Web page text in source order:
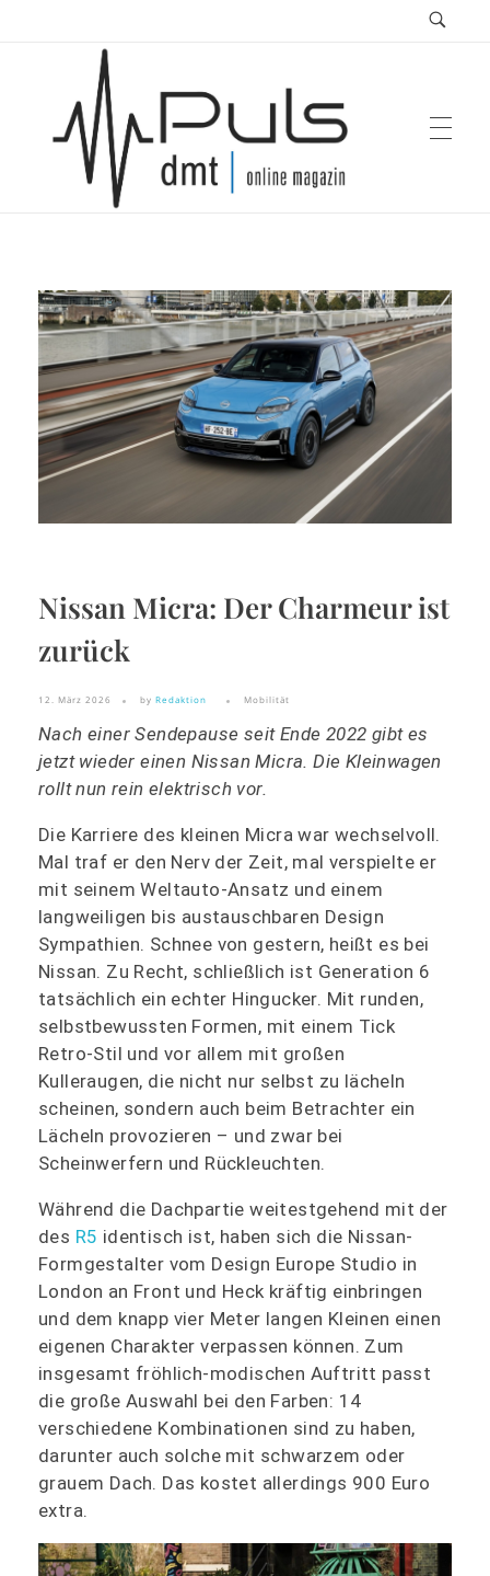
Puls Magazin
Zukunft der Mobilität
Nissan Micra: Der Charmeur ist
zurück
12. März 2026 by Redaktion Mobilität
Nach einer Sendepause seit Ende 2022 gibt es
jetzt wieder einen Nissan Micra. Die Kleinwagen
rollt nun rein elektrisch vor.
Die Karriere des kleinen Micra war wechselvoll.
Mal traf er den Nerv der Zeit, mal verspielte er
mit seinem Weltauto-Ansatz und einem
langweiligen bis austauschbaren Design
Sympathien. Schnee von gestern, heißt es bei
Nissan. Zu Recht, schließlich ist Generation 6
tatsächlich ein echter Hingucker. Mit runden,
selbstbewussten Formen, mit einem Tick
Retro-Stil und vor allem mit großen
Kulleraugen, die nicht nur selbst zu lächeln
scheinen, sondern auch beim Betrachter ein
Lächeln provozieren – und zwar bei
Scheinwerfern und Rückleuchten.
Während die Dachpartie weitestgehend mit der
des R5 identisch ist, haben sich die Nissan-
Formgestalter vom Design Europe Studio in
London an Front und Heck kräftig einbringen
und dem knapp vier Meter langen Kleinen einen
eigenen Charakter verpassen können. Zum
insgesamt fröhlich-modischen Auftritt passt
die große Auswahl bei den Farben: 14
verschiedene Kombinationen sind zu haben,
darunter auch solche mit schwarzem oder
grauem Dach. Das kostet allerdings 900 Euro
extra.